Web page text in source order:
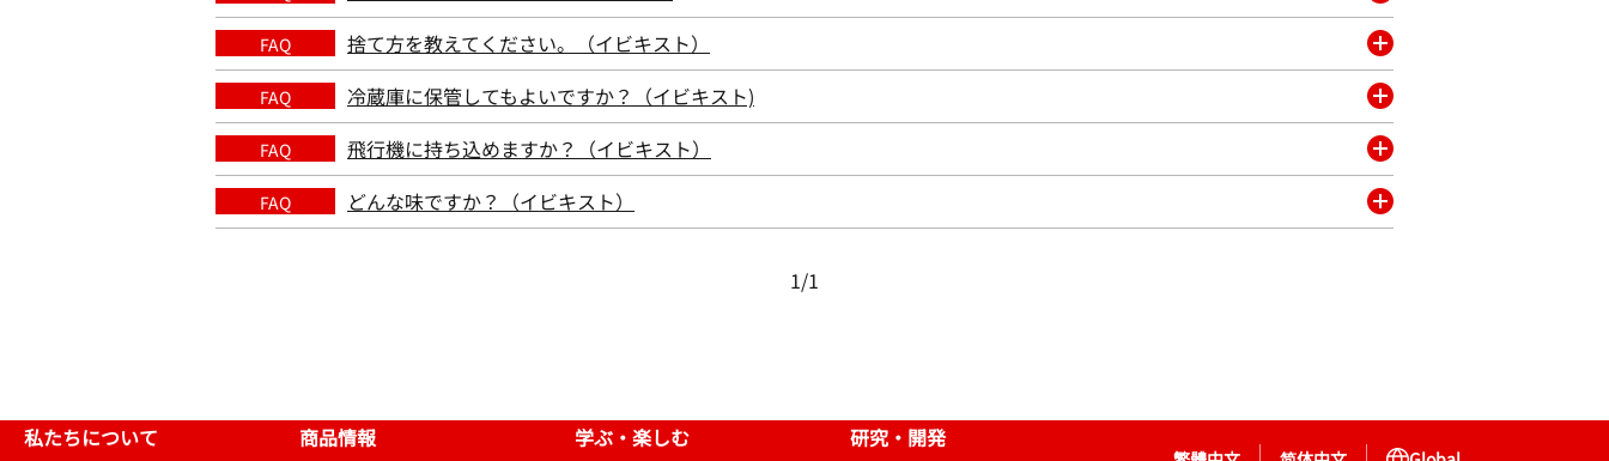
開
く
FAQ
捨て方を教えてください。（イビキスト）
開
く
FAQ
冷蔵庫に保管してもよいですか？（イビキスト)
開
く
FAQ
飛行機に持ち込めますか？（イビキスト）
開
く
FAQ
どんな味ですか？（イビキスト）
開
1/1
私たちについて 商品情報 学ぶ・楽しむ 研究・開発